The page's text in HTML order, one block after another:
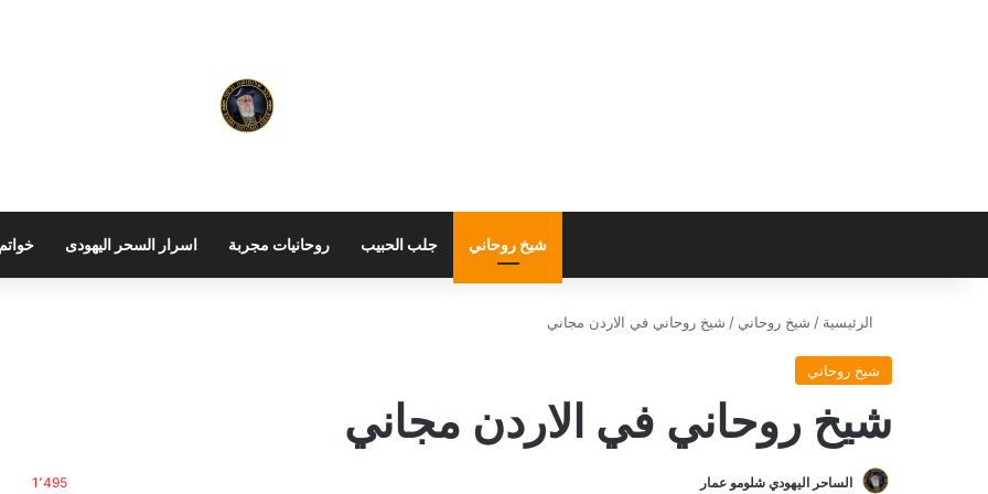
شيخ روحاني جلب الحبيب روحانيات مجربة اسرار السحر اليهودى
الرئيسية / شيخ روحاني / شيخ روحاني في الاردن مجاني
شيخ روحاني
شيخ روحاني في الاردن مجاني
الساحر اليهودي شلومو عمار 1٬495